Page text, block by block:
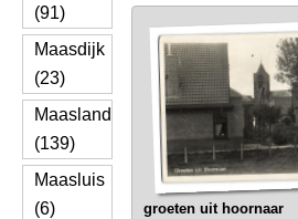
(91)
Maasdijk
(23)
Maasland
(139)
Maasluis
(6)
groeten uit hoornaar